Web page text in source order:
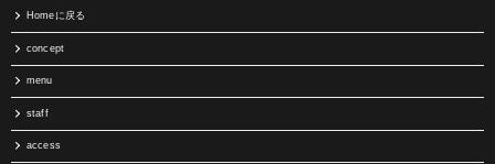
Homeに戻る
concept
menu
staff
access